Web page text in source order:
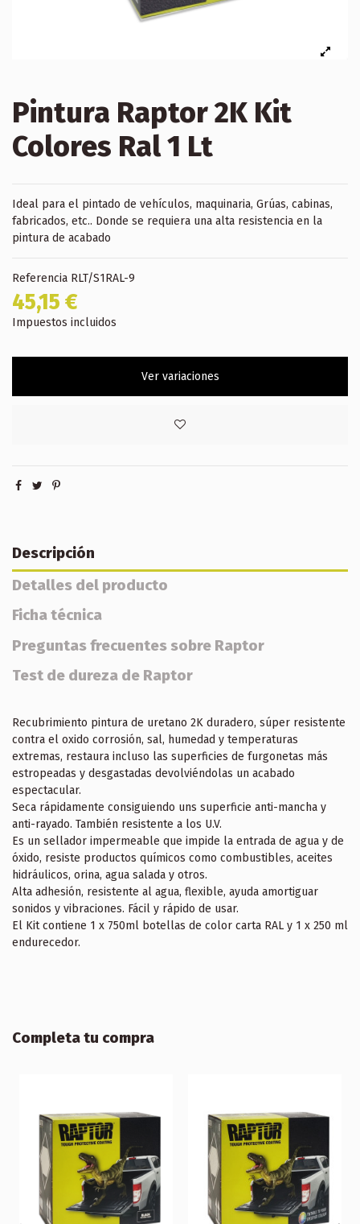
Pintura Raptor 2K Kit
Colores Ral 1 Lt
Ideal para el pintado de vehículos, maquinaria, Grúas, cabinas,
fabricados, etc.. Donde se requiera una alta resistencia en la
pintura de acabado
Referencia RLT/S1RAL-9
45,15 €
Impuestos incluidos
Ver variaciones
Descripción
Detalles del producto
Ficha técnica
Preguntas frecuentes sobre Raptor
Test de dureza de Raptor
Recubrimiento pintura de uretano 2K duradero, súper resistente
contra el oxido corrosión, sal, humedad y temperaturas
extremas, restaura incluso las superficies de furgonetas más
estropeadas y desgastadas devolviéndolas un acabado
espectacular.
Seca rápidamente consiguiendo uns superficie anti-mancha y
anti-rayado. También resistente a los U.V.
Es un sellador impermeable que impide la entrada de agua y de
óxido, resiste productos químicos como combustibles, aceites
hidráulicos, orina, agua salada y otros.
Alta adhesión, resistente al agua, flexible, ayuda amortiguar
sonidos y vibraciones. Fácil y rápido de usar.
El Kit contiene 1 x 750ml botellas de color carta RAL y 1 x 250 ml
endurecedor.
Completa tu compra